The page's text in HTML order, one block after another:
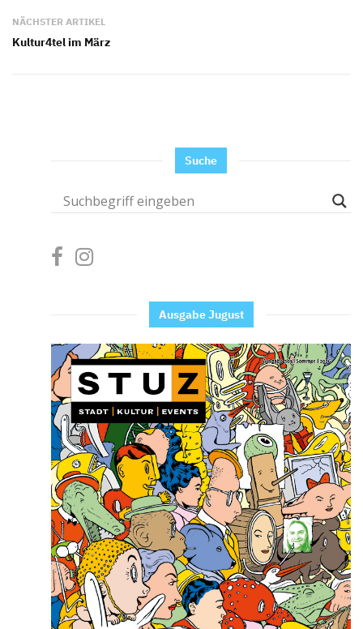
NÄCHSTER ARTIKEL
Kultur4tel im März
Suche
Ausgabe Jugust